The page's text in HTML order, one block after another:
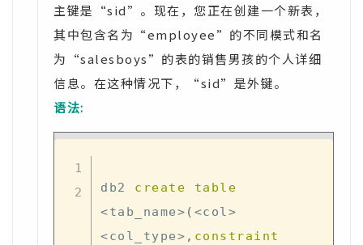
主键是“sid”。现在，您正在创建一个新表，
其中包含名为“employee”的不同模式和名
为“salesboys”的表的销售男孩的个人详细
信息。在这种情况下，“sid”是外键。
语法:
db2 create
table
<tab_name> ( <col >
<col_type> , constraint